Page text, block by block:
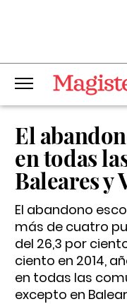
El
en todas
Baleares y
El abandono
más de cuatro
del 26,3 por
ciento en 2014,
en todas las
excepto en